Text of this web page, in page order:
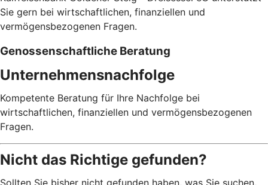
Sie gern bei wirtschaftlichen, finanziellen und
vermögensbezogenen Fragen.
Genossenschaftliche Beratung
Unternehmensnachfolge
Kompetente Beratung für Ihre Nachfolge bei
wirtschaftlichen, finanziellen und vermögensbezogenen
Fragen.
Nicht das Richtige gefunden?
Sollten Sie bisher nicht gefunden haben, was Sie suchen,